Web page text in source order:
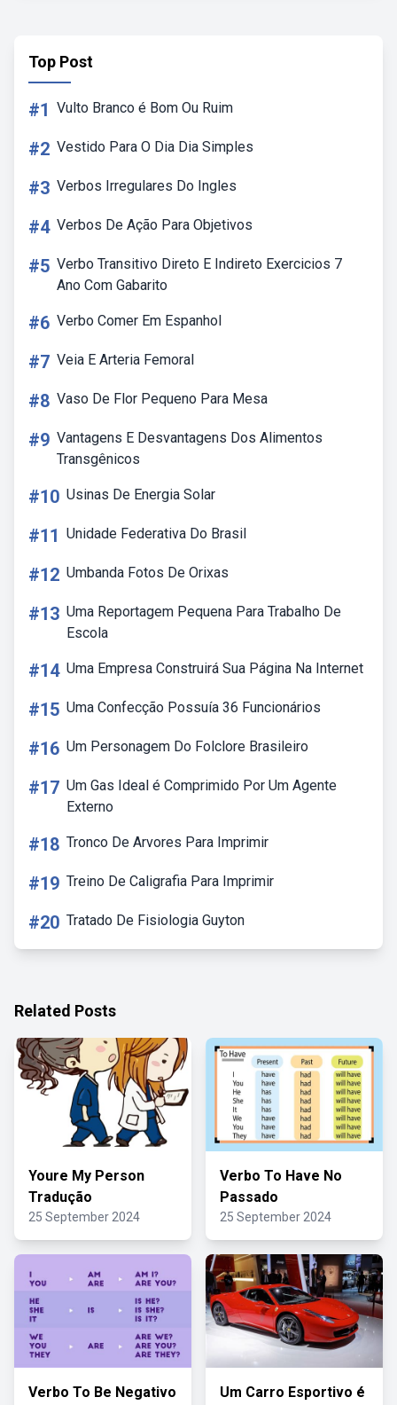
Top Post
#1 Vulto Branco é Bom Ou Ruim
#2 Vestido Para O Dia Dia Simples
#3 Verbos Irregulares Do Ingles
#4 Verbos De Ação Para Objetivos
#5 Verbo Transitivo Direto E Indireto Exercicios 7
Ano Com Gabarito
#6 Verbo Comer Em Espanhol
#7 Veia E Arteria Femoral
#8 Vaso De Flor Pequeno Para Mesa
#9 Vantagens E Desvantagens Dos Alimentos
Transgênicos
#10 Usinas De Energia Solar
#11 Unidade Federativa Do Brasil
#12 Umbanda Fotos De Orixas
#13 Uma Reportagem Pequena Para Trabalho De
Escola
#14 Uma Empresa Construirá Sua Página Na Internet
#15 Uma Confecção Possuía 36 Funcionários
#16 Um Personagem Do Folclore Brasileiro
#17 Um Gas Ideal é Comprimido Por Um Agente
Externo
#18 Tronco De Arvores Para Imprimir
#19 Treino De Caligrafia Para Imprimir
#20 Tratado De Fisiologia Guyton
Related Posts
Youre My Person
Tradução
25 September 2024
Verbo To Have No
Passado
25 September 2024
Verbo To Be Negativo Um Carro Esportivo é